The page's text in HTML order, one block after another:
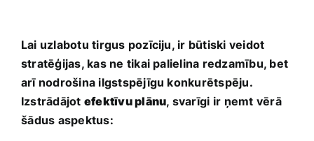
Lai uzlabotu tirgus pozīciju, ir ​būtiski veidot
stratēģijas, kas ne tikai​ palielina redzamību, bet
arī nodrošina ilgstspējīgu konkurētspēju.
Izstrādājot efektīvu plānu, svarīgi⁤ ir ņemt vērā
⁢šādus aspektus: